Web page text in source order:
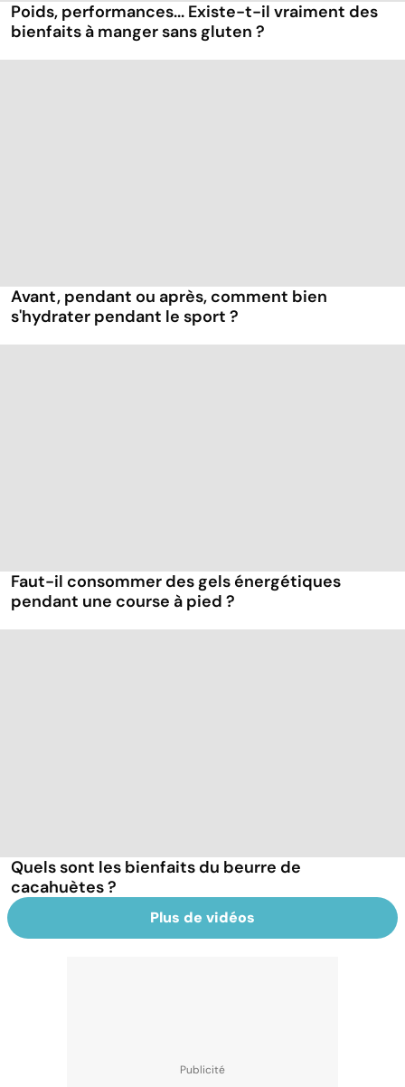
Poids, performances... Existe-t-il vraiment des
bienfaits à manger sans gluten ?
Avant, pendant ou après, comment bien
s'hydrater pendant le sport ?
Faut-il consommer des gels énergétiques
pendant une course à pied ?
Quels sont les bienfaits du beurre de
cacahuètes ?
Plus de vidéos